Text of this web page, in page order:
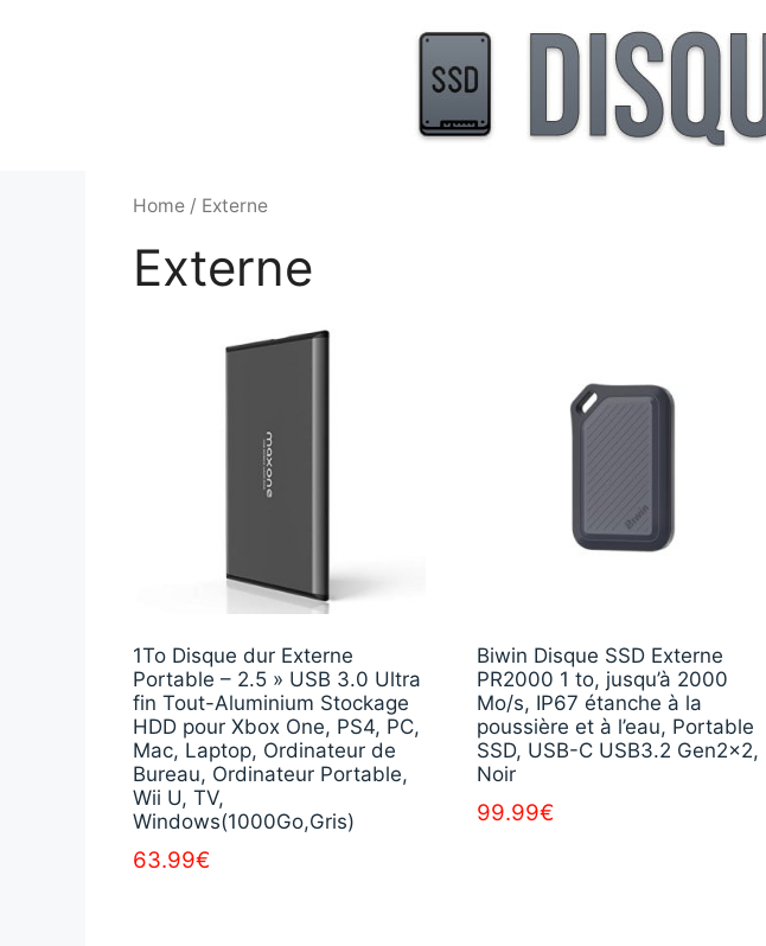
Home / Externe
Externe
1To Disque dur Externe
Portable – 2.5 » USB 3.0 Ultra
fin Tout-Aluminium Stockage
HDD pour Xbox One, PS4, PC,
Mac, Laptop, Ordinateur de
Bureau, Ordinateur Portable,
Wii U, TV,
Windows(1000Go,Gris)
63.99€
Biwin Disque SSD Externe
PR2000 1 to, jusqu’à 2000
Mo/s, IP67 étanche à la
poussière et à l’eau, Portable
SSD, USB-C USB3.2 Gen2x2,
Noir
99.99€